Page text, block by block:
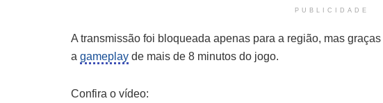
PUBLICIDADE
A transmissão foi bloqueada apenas para a região, mas
a gameplay de mais de 8 minutos do jogo.
Confira o vídeo: